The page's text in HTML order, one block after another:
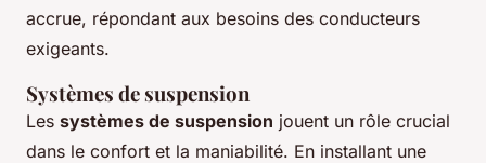
accrue, répondant aux besoins des conducteurs
exigeants.
Systèmes de suspension
Les systèmes de suspension jouent un rôle crucial
dans le confort et la maniabilité. En installant une